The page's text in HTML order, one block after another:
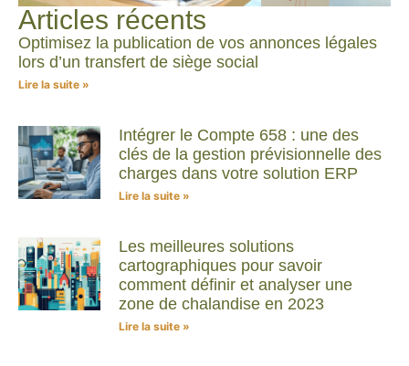
Articles récents
Optimisez la publication de vos annonces légales
lors d’un transfert de siège social
Lire la suite »
Intégrer le Compte 658 : une des
clés de la gestion prévisionnelle des
charges dans votre solution ERP
Lire la suite »
Les meilleures solutions
cartographiques pour savoir
comment définir et analyser une
zone de chalandise en 2023
Lire la suite »